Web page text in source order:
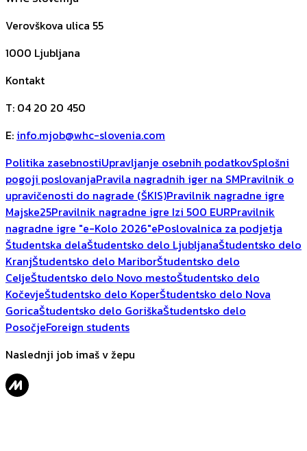
Verovškova ulica 55
1000 Ljubljana
Kontakt
T: 04 20 20 450
E: info.mjob@whc-slovenia.com
Politika zasebnostiUpravljanje osebnih podatkovSplošni
pogoji poslovanjaPravila nagradnih iger na SMPravilnik o
upravičenosti do nagrade (ŠKIS)Pravilnik nagradne igre
Majske25Pravilnik nagradne igre Izi 500 EURPravilnik
nagradne igre "e-Kolo 2026"ePoslovalnica za podjetja
Študentska delaŠtudentsko delo LjubljanaŠtudentsko delo
KranjŠtudentsko delo MariborŠtudentsko delo
CeljeŠtudentsko delo Novo mestoŠtudentsko delo
KočevjeŠtudentsko delo KoperŠtudentsko delo Nova
GoricaŠtudentsko delo GoriškaŠtudentsko delo
PosočjeForeign students
Naslednji job imaš v žepu